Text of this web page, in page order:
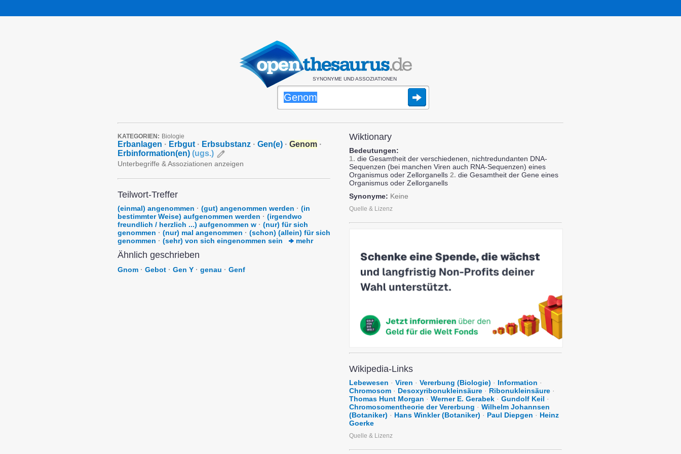
SYNONYME UND ASSOZIATIONEN
KATEGORIEN: Biologie
Erbanlagen · Erbgut · Erbsubstanz · Gen(e) · Genom ·
Erbinformation(en) (ugs.)
Unterbegriffe & Assoziationen anzeigen
Teilwort-Treffer
(einmal) angenommen · (gut) angenommen werden · (in
bestimmter Weise) aufgenommen werden · (irgendwo
freundlich / herzlich ...) aufgenommen w · (nur) für sich
genommen · (nur) mal angenommen · (schon) (allein) für sich
genommen · (sehr) von sich eingenommen sein mehr
Ähnlich geschrieben
Gnom · Gebot · Gen Y · genau · Genf
Wiktionary
Bedeutungen:
1. die Gesamtheit der verschiedenen, nichtredundanten DNA-
Sequenzen (bei manchen Viren auch RNA-Sequenzen) eines
Organismus oder Zellorganells 2. die Gesamtheit der Gene eines
Organismus oder Zellorganells
Synonyme: Keine
Quelle & Lizenz
Wikipedia-Links
Lebewesen · Viren · Vererbung (Biologie) · Information ·
Chromosom · Desoxyribonukleinsäure · Ribonukleinsäure ·
Thomas Hunt Morgan · Werner E. Gerabek · Gundolf Keil ·
Chromosomentheorie der Vererbung · Wilhelm Johannsen
(Botaniker) · Hans Winkler (Botaniker) · Paul Diepgen · Heinz
Goerke
Quelle & Lizenz